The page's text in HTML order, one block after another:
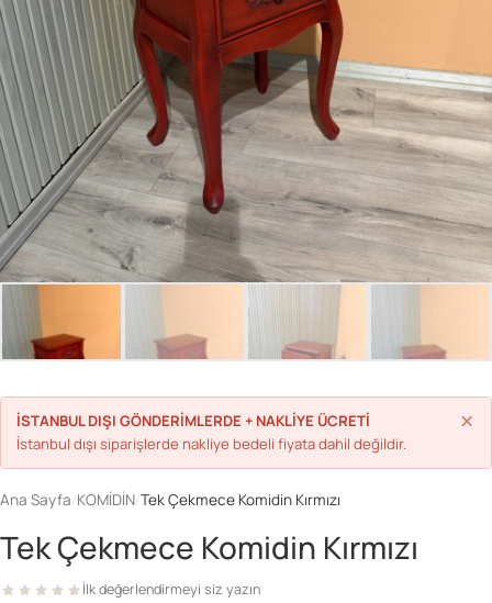
Parolanızı mı unuttunuz?
Hesap Oluştur
İSTANBUL DIŞI GÖNDERİMLERDE + NAKLİYE ÜCRETİ
İstanbul dışı siparişlerde nakliye bedeli fiyata dahil değildir.
×
Ana Sayfa KOMİDİN Tek Çekmece Komidin Kırmızı
Tek Çekmece Komidin Kırmızı
İlk değerlendirmeyi siz yazın